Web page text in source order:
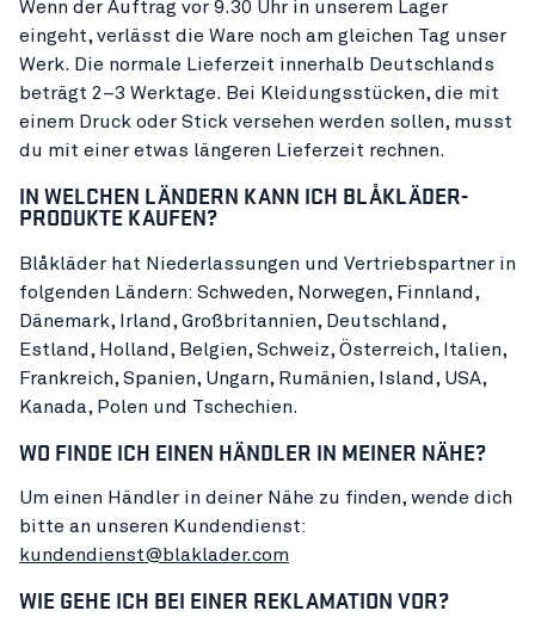
Wenn der Auftrag vor 9.30 Uhr in unserem Lager
eingeht, verlässt die Ware noch am gleichen Tag unser
Werk. Die normale Lieferzeit innerhalb Deutschlands
beträgt 2–3 Werktage. Bei Kleidungsstücken, die mit
einem Druck oder Stick versehen werden sollen, musst
du mit einer etwas längeren Lieferzeit rechnen.
IN WELCHEN LÄNDERN KANN ICH BLÅKLÄDER-
PRODUKTE KAUFEN?
Blåkläder hat Niederlassungen und Vertriebspartner in
folgenden Ländern: Schweden, Norwegen, Finnland,
Dänemark, Irland, Großbritannien, Deutschland,
Estland, Holland, Belgien, Schweiz, Österreich, Italien,
Frankreich, Spanien, Ungarn, Rumänien, Island, USA,
Kanada, Polen und Tschechien.
WO FINDE ICH EINEN HÄNDLER IN MEINER NÄHE?
Um einen Händler in deiner Nähe zu finden, wende dich
bitte an unseren Kundendienst:
kundendienst@blaklader.com
WIE GEHE ICH BEI EINER REKLAMATION VOR?